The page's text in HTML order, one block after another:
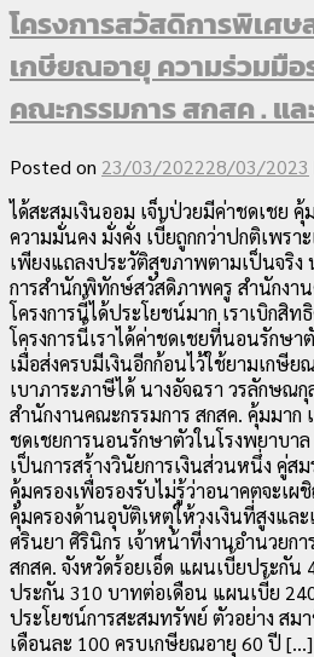
โครงการสวัสดิการพิเศ
เกษียณอายุ ความร่วมมือ
คณะกรรมการ สกสค . แล
Posted on 23/03/202228/03/2023
ได้สะสมเงินออม เจ็บป่วยมีค่าชดเชย คุ้
ความมั่นคง มั่งคั่ง เบี้ยถูกกว่าปกติเพรา
เพียงแถลงประวัติสุขภาพตามเป็นจริง
การสำนักพิทักษ์สวัสดิภาพครู สำนักงา
โครงการนี้ได้ประโยชน์มาก เราเบิกสิ
โครงการนี้เราได้ค่าชดเชยที่นอนรักษ
เมื่อส่งครบมีเงินอีกก้อนไว้ใช้ยามเกษี
เบาภาระภาษีได้ นางอัจฉรา วรลักษณกุ
สำนักงานคณะกรรมการ สกสค. คุ้มมาก
ชดเชยการนอนรักษาตัวในโรงพยาบา
เป็นการสร้างวินัยการเงินส่วนหนึ่ง คู่ส
คุ้มครองเพื่อรองรับไม่รู้ว่าอนาคตจะเผ
คุ้มครองด้านอุบัติเหตุให้วงเงินที่สูงและ
ศรินยา ศิรินิกร เจ้าหน้าที่งานอำนวยก
สกสค. จังหวัดร้อยเอ็ด แผนเบี้ยประกั
ประกัน 310 บาทต่อเดือน แผนเบี้ย
ประโยชน์การสะสมทรัพย์ ตัวอย่าง สม
เดือนละ 100 ครบเกษียณอายุ 60 ปี […]